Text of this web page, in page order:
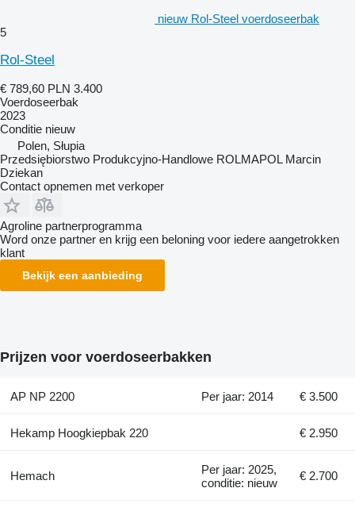
nieuw Rol-Steel voerdoseerbak
5
Rol-Steel
€ 789,60 PLN 3.400
Voerdoseerbak
2023
Conditie nieuw
Polen, Słupia
Przedsiębiorstwo Produkcyjno-Handlowe ROLMAPOL Marcin
Dziekan
Contact opnemen met verkoper
Agroline partnerprogramma
Word onze partner en krijg een beloning voor iedere aangetrokken
klant
Bekijk een aanbieding
Prijzen voor voerdoseerbakken
AP NP 2200 Per jaar: 2014 € 3.500
Hekamp Hoogkiepbak 220 € 2.950
Hemach
Per jaar: 2025,
conditie: nieuw
€ 2.700